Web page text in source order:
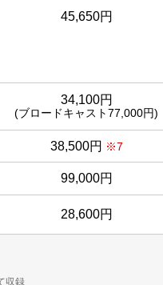
45,650円
34,100円
(ブロードキャスト77,000円)
38,500円 ※7
99,000円
28,600円
収録